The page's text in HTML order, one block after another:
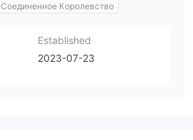
Соединенное Королевство
Established
2023-07-23